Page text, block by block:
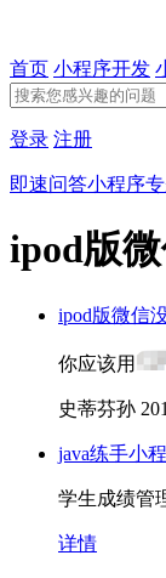
首页 小程序开发
登录 注册
即速问答小程序
ipod版
ipod版微信
你应该用
史蒂芬孙
java练手小
学生成绩管
详情